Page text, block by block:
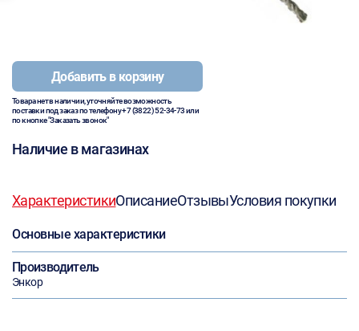
Добавить в корзину
Товара нет в наличии, уточняйте возможность
поставки под заказ по телефону+7 (3822) 52-34-73или
по кнопке "Заказать звонок"
Наличие в магазинах
ХарактеристикиОписаниеОтзывыУсловия покупки
Основные характеристики
Производитель
Энкор